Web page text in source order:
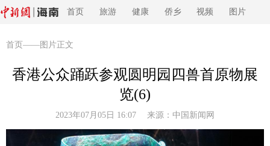
首页 旅游 健康 侨乡 视频 图片
首页 ——图片正文
香港公众踊跃参观圆明园四兽首原物展
览(6)
2023年07月05日 16:07 来源： 中国新闻网